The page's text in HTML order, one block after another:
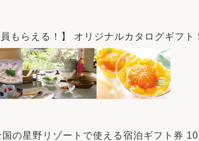
もらえる！】 オリジナルカタログギフト
の星野リゾートで使える宿泊ギフト券